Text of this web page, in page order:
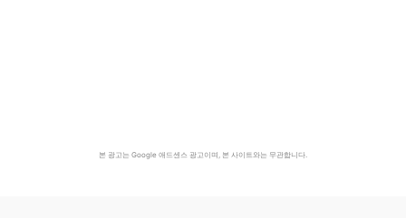
본 광고는 Google 애드센스 광고이며, 본 사이트와는 무관합니다.